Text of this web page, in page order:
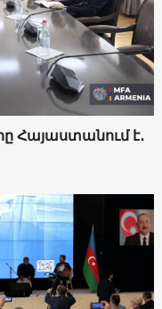
Հայաստանում է․